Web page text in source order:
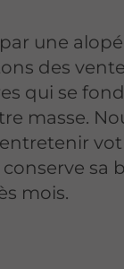
une
des
qui se
masse.
sa
mois.